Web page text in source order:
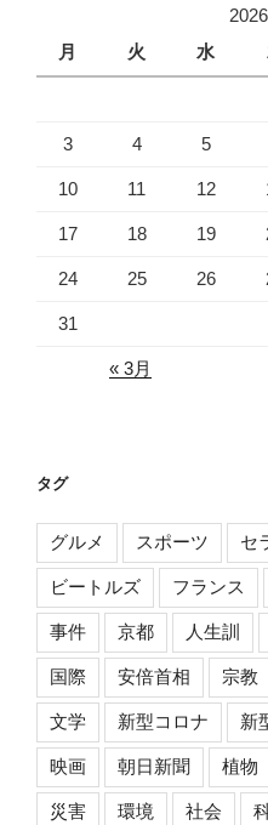
月
火 水
3 4 5
10 11 12
17 18 19
24 25 26
31
« 3月
タグ
グルメ スポーツ セ
ビートルズ フランス
事件 京都 人生訓
国際 安倍首相 宗教
文学 新型コロナ 新
映画 朝日新聞 植物
災害 環境 社会